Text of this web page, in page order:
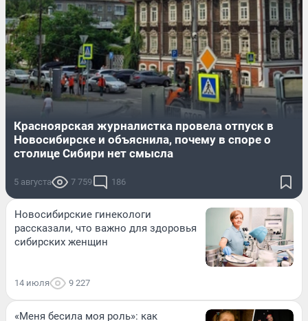
Красноярская журналистка провела отпуск в
Новосибирске и объяснила, почему в споре о
столице Сибири нет смысла
5 августа 7 759 186
Новосибирские гинекологи
рассказали, что важно для здоровья
сибирских женщин
14 июля 9 227
«Меня бесила моя роль»: как